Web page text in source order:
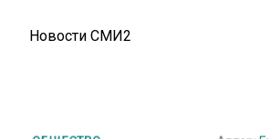
Новости СМИ2